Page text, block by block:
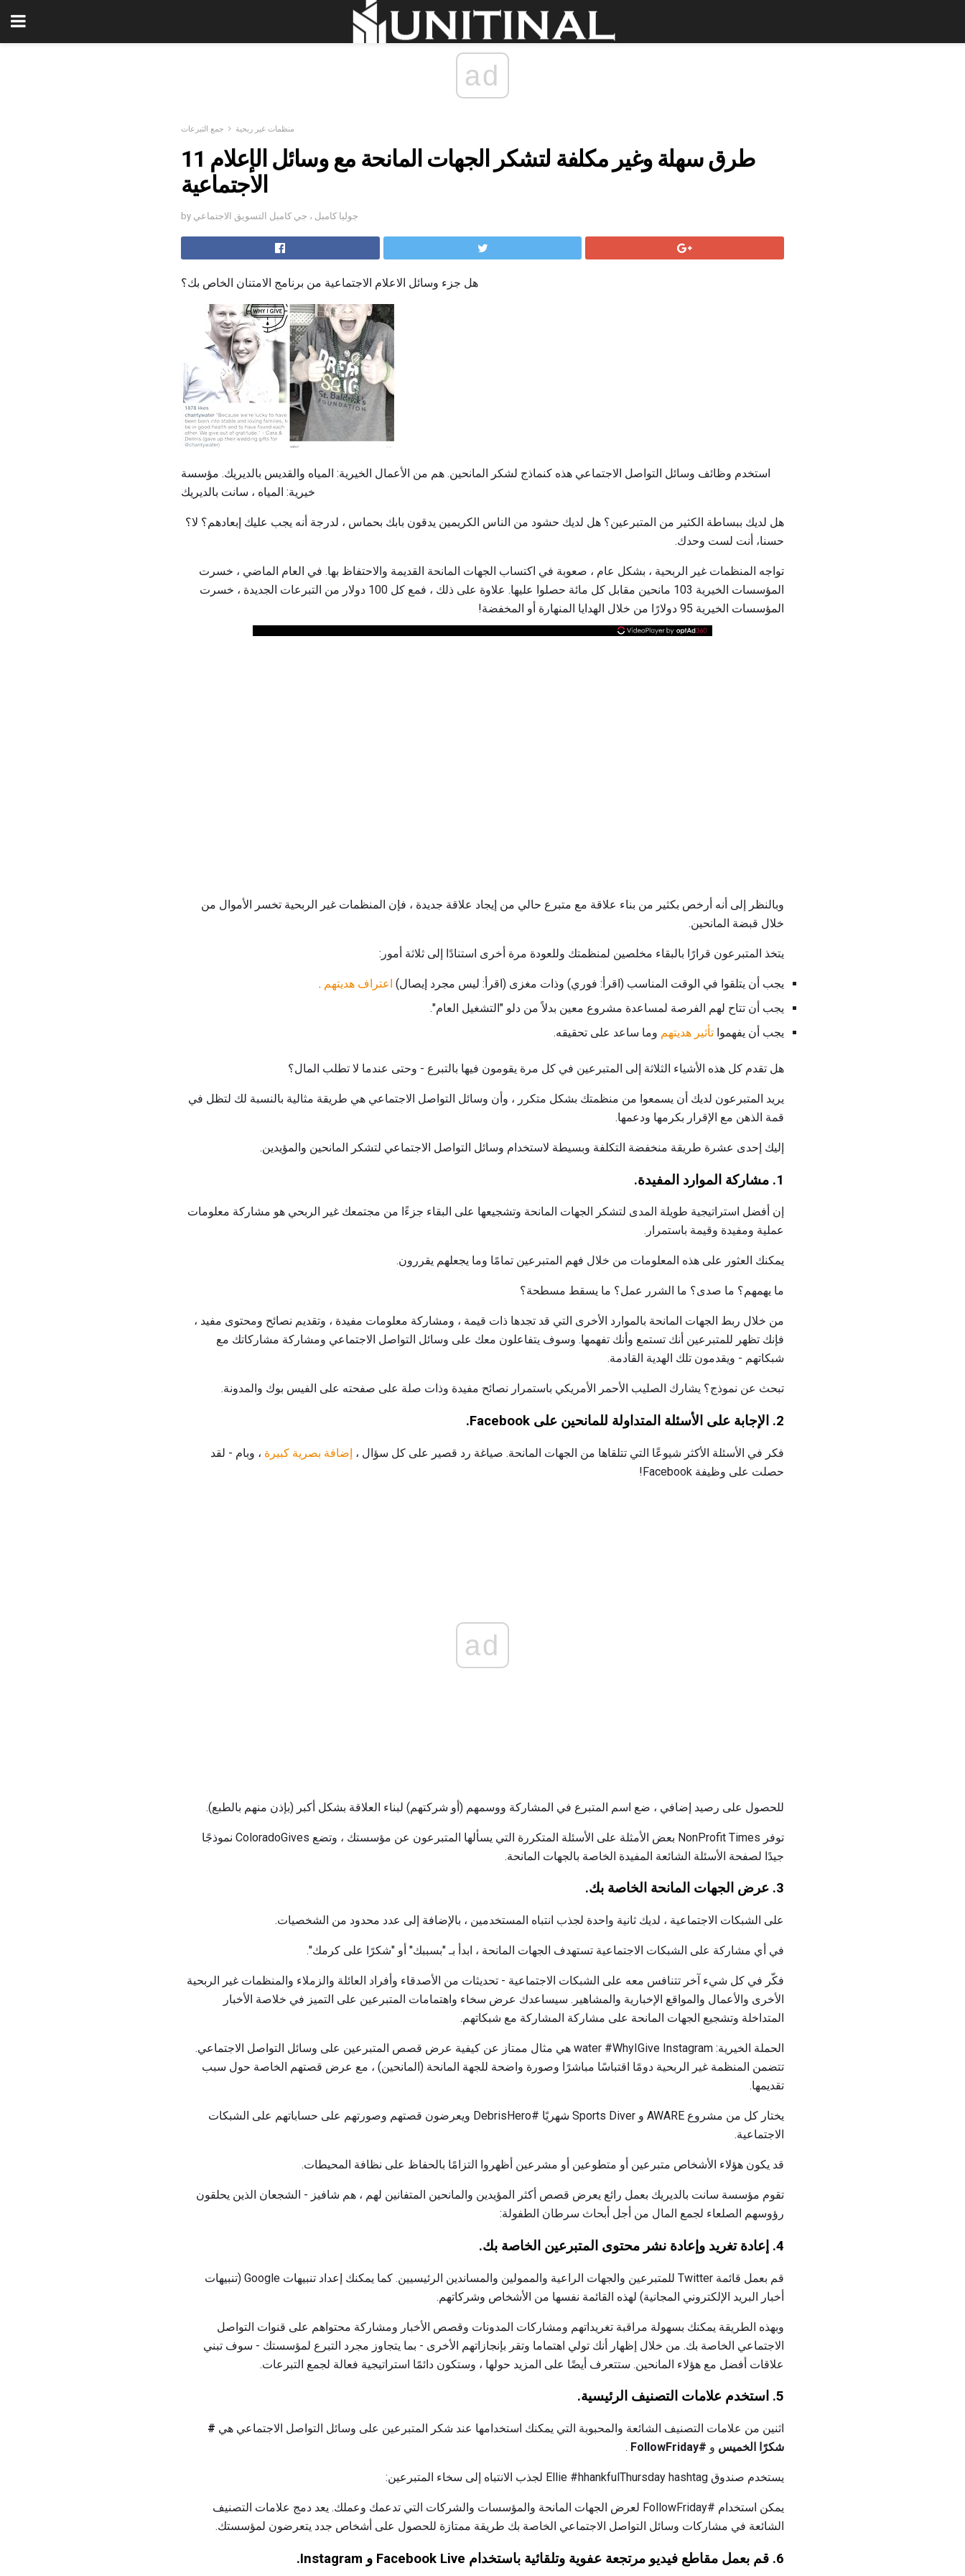
ad
منظمات غير ربحية جمع التبرعات
11 طرق سهلة وغير مكلفة لتشكر الجهات المانحة مع وسائل الإعلام
الاجتماعية
by جوليا كامبل ، جي كامبل التسويق الاجتماعي
هل جزء وسائل الاعلام الاجتماعية من برنامج الامتنان الخاص بك؟
استخدم وظائف وسائل التواصل الاجتماعي هذه كنماذج لشكر المانحين. هم من الأعمال الخيرية: المياه والقديس بالديريك. مؤسسة
خيرية: المياه ، سانت بالديريك
هل لديك ببساطة الكثير من المتبرعين؟ هل لديك حشود من الناس الكريمين يدقون بابك بحماس ، لدرجة أنه يجب عليك إبعادهم؟ لا؟
حسنا، أنت لست وحدك.
تواجه المنظمات غير الربحية ، بشكل عام ، صعوبة في اكتساب الجهات المانحة القديمة والاحتفاظ بها. في العام الماضي ، خسرت
المؤسسات الخيرية 103 مانحين مقابل كل مائة حصلوا عليها. علاوة على ذلك ، فمع كل 100 دولار من التبرعات الجديدة ، خسرت
المؤسسات الخيرية 95 دولارًا من خلال الهدايا المنهارة أو المخفضة!
وبالنظر إلى أنه أرخص بكثير من بناء علاقة مع متبرع حالي من إيجاد علاقة جديدة ، فإن المنظمات غير الربحية تخسر الأموال من
خلال قبضة المانحين.
يتخذ المتبرعون قرارًا بالبقاء مخلصين لمنظمتك وللعودة مرة أخرى استنادًا إلى ثلاثة أمور:
يجب أن يتلقوا في الوقت المناسب (اقرأ: فوري) وذات مغزى (اقرأ: ليس مجرد إيصال) اعتراف هديتهم .
يجب أن تتاح لهم الفرصة لمساعدة مشروع معين بدلاً من دلو "التشغيل العام".
يجب أن يفهموا تأثير هديتهم وما ساعد على تحقيقه.
هل تقدم كل هذه الأشياء الثلاثة إلى المتبرعين في كل مرة يقومون فيها بالتبرع - وحتى عندما لا تطلب المال؟
يريد المتبرعون لديك أن يسمعوا من منظمتك بشكل متكرر ، وأن وسائل التواصل الاجتماعي هي طريقة مثالية بالنسبة لك لتظل في
قمة الذهن مع الإقرار بكرمها ودعمها.
إليك إحدى عشرة طريقة منخفضة التكلفة وبسيطة لاستخدام وسائل التواصل الاجتماعي لتشكر المانحين والمؤيدين.
1. مشاركة الموارد المفيدة.
إن أفضل استراتيجية طويلة المدى لتشكر الجهات المانحة وتشجيعها على البقاء جزءًا من مجتمعك غير الربحي هو مشاركة معلومات
عملية ومفيدة وقيمة باستمرار.
يمكنك العثور على هذه المعلومات من خلال فهم المتبرعين تمامًا وما يجعلهم يقررون.
ما يهمهم؟ ما صدى؟ ما الشرر عمل؟ ما يسقط مسطحة؟
من خلال ربط الجهات المانحة بالموارد الأخرى التي قد تجدها ذات قيمة ، ومشاركة معلومات مفيدة ، وتقديم نصائح ومحتوى مفيد ،
فإنك تظهر للمتبرعين أنك تستمع وأنك تفهمها. وسوف يتفاعلون معك على وسائل التواصل الاجتماعي ومشاركة مشاركاتك مع
شبكاتهم - ويقدمون تلك الهدية القادمة.
تبحث عن نموذج؟ يشارك الصليب الأحمر الأمريكي باستمرار نصائح مفيدة وذات صلة على صفحته على الفيس بوك والمدونة.
2. الإجابة على الأسئلة المتداولة للمانحين على Facebook.
فكر في الأسئلة الأكثر شيوعًا التي تتلقاها من الجهات المانحة. صياغة رد قصير على كل سؤال ، إضافة بصرية كبيرة ، وبام - لقد
حصلت على وظيفة Facebook!
ad
للحصول على رصيد إضافي ، ضع اسم المتبرع في المشاركة ووسمهم (أو شركتهم) لبناء العلاقة بشكل أكبر (بإذن منهم بالطبع).
توفر NonProfit Times بعض الأمثلة على الأسئلة المتكررة التي يسألها المتبرعون عن مؤسستك ، وتضع ColoradoGives نموذجًا
جيدًا لصفحة الأسئلة الشائعة المفيدة الخاصة بالجهات المانحة.
3. عرض الجهات المانحة الخاصة بك.
على الشبكات الاجتماعية ، لديك ثانية واحدة لجذب انتباه المستخدمين ، بالإضافة إلى عدد محدود من الشخصيات.
في أي مشاركة على الشبكات الاجتماعية تستهدف الجهات المانحة ، ابدأ بـ "بسببك" أو "شكرًا على كرمك".
فكّر في كل شيء آخر تتنافس معه على الشبكات الاجتماعية - تحديثات من الأصدقاء وأفراد العائلة والزملاء والمنظمات غير الربحية
الأخرى والأعمال والمواقع الإخبارية والمشاهير. سيساعدك عرض سخاء واهتمامات المتبرعين على التميز في خلاصة الأخبار
المتداخلة وتشجيع الجهات المانحة على مشاركة المشاركة مع شبكاتهم.
الحملة الخيرية: water #WhyIGive Instagram هي مثال ممتاز عن كيفية عرض قصص المتبرعين على وسائل التواصل الاجتماعي.
تتضمن المنظمة غير الربحية دومًا اقتباسًا مباشرًا وصورة واضحة للجهة المانحة (المانحين) ، مع عرض قصتهم الخاصة حول سبب
تقديمها.
يختار كل من مشروع AWARE و Sports Diver شهريًا #DebrisHero ويعرضون قصتهم وصورتهم على حساباتهم على الشبكات
الاجتماعية.
قد يكون هؤلاء الأشخاص متبرعين أو متطوعين أو مشرعين أظهروا التزامًا بالحفاظ على نظافة المحيطات.
تقوم مؤسسة سانت بالديريك بعمل رائع يعرض قصص أكثر المؤيدين والمانحين المتفانين لهم ، هم شافيز - الشجعان الذين يحلقون
رؤوسهم الصلعاء لجمع المال من أجل أبحاث سرطان الطفولة:
4. إعادة تغريد وإعادة نشر محتوى المتبرعين الخاصة بك.
قم بعمل قائمة Twitter للمتبرعين والجهات الراعية والممولين والمساندين الرئيسيين. كما يمكنك إعداد تنبيهات Google (تنبيهات
أخبار البريد الإلكتروني المجانية) لهذه القائمة نفسها من الأشخاص وشركاتهم.
وبهذه الطريقة يمكنك بسهولة مراقبة تغريداتهم ومشاركات المدونات وقصص الأخبار ومشاركة محتواهم على قنوات التواصل
الاجتماعي الخاصة بك. من خلال إظهار أنك تولي اهتماما وتقر بإنجازاتهم الأخرى - بما يتجاوز مجرد التبرع لمؤسستك - سوف تبني
علاقات أفضل مع هؤلاء المانحين. ستتعرف أيضًا على المزيد حولها ، وستكون دائمًا استراتيجية فعالة لجمع التبرعات.
5. استخدم علامات التصنيف الرئيسية.
اثنين من علامات التصنيف الشائعة والمحبوبة التي يمكنك استخدامها عند شكر المتبرعين على وسائل التواصل الاجتماعي هي #
شكرًا الخميس و #FollowFriday
.
يستخدم صندوق Ellie #hhankfulThursday hashtag لجذب الانتباه إلى سخاء المتبرعين:
يمكن استخدام #FollowFriday لعرض الجهات المانحة والمؤسسات والشركات التي تدعمك وعملك. يعد دمج علامات التصنيف
الشائعة في مشاركات وسائل التواصل الاجتماعي الخاصة بك طريقة ممتازة للحصول على أشخاص جدد يتعرضون لمؤسستك.
6. قم بعمل مقاطع فيديو مرتجعة عفوية وتلقائية باستخدام Facebook Live و Instagram.